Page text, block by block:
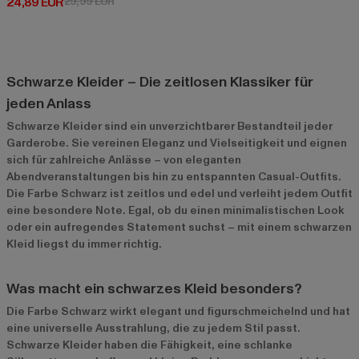
Schwarze Kleider – Die zeitlosen Klassiker für
jeden Anlass
Schwarze Kleider sind ein unverzichtbarer Bestandteil jeder
Garderobe. Sie vereinen Eleganz und Vielseitigkeit und eignen
sich für zahlreiche Anlässe – von eleganten
Abendveranstaltungen bis hin zu entspannten Casual-Outfits.
Die Farbe Schwarz ist zeitlos und edel und verleiht jedem Outfit
eine besondere Note. Egal, ob du einen minimalistischen Look
oder ein aufregendes Statement suchst – mit einem schwarzen
Kleid liegst du immer richtig.
Was macht ein schwarzes Kleid besonders?
Die Farbe Schwarz wirkt elegant und figurschmeichelnd und hat
eine universelle Ausstrahlung, die zu jedem Stil passt.
Schwarze Kleider haben die Fähigkeit, eine schlanke